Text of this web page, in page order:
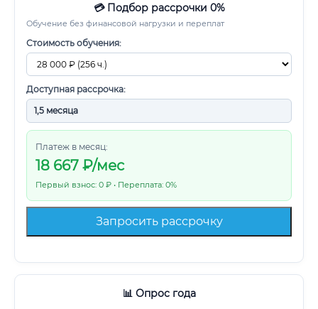
💳 Подбор рассрочки 0%
Обучение без финансовой нагрузки и переплат
Стоимость обучения:
Доступная рассрочка:
Платеж в месяц:
18 667 ₽/мес
Первый взнос: 0 ₽ • Переплата: 0%
Запросить рассрочку
📊 Опрос года